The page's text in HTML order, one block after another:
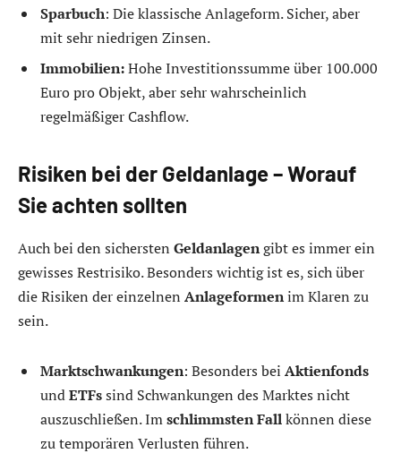
Sparbuch: Die klassische Anlageform. Sicher, aber
mit sehr niedrigen Zinsen.
Immobilien:Hohe Investitionssumme über 100.000
Euro pro Objekt, aber sehr wahrscheinlich
regelmäßiger Cashflow.
Risiken bei der Geldanlage – Worauf
Sie achten sollten
Auch bei den sichersten Geldanlagengibt es immer ein
gewisses Restrisiko. Besonders wichtig ist es, sich über
die Risiken der einzelnen Anlageformenim Klaren zu
sein.
Marktschwankungen: Besonders bei Aktienfonds
undETFssind Schwankungen des Marktes nicht
auszuschließen. Imschlimmsten Fallkönnen diese
zu temporären Verlusten führen.